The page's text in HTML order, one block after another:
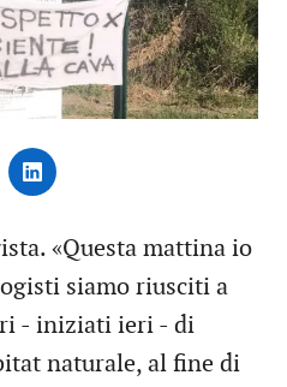
«Questa mattina io
siamo riusciti a
- iniziati ieri - di
naturale, al fine di